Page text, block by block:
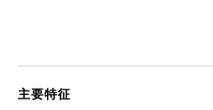
主要特征